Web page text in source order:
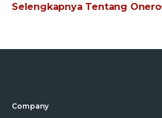
Selengkapnya Tentang Onero
Company